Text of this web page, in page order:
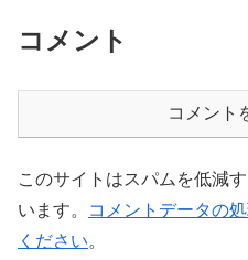
コメント
コメント
このサイトはスパムを低減
います。
コメントデータの
ください。